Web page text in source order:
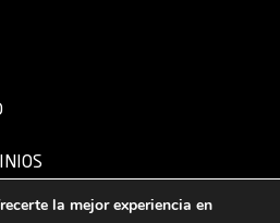
la mejor experiencia en